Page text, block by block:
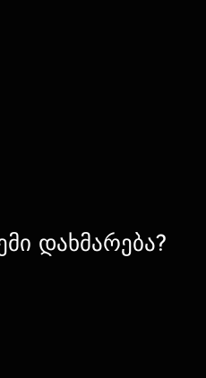
დახმარება?